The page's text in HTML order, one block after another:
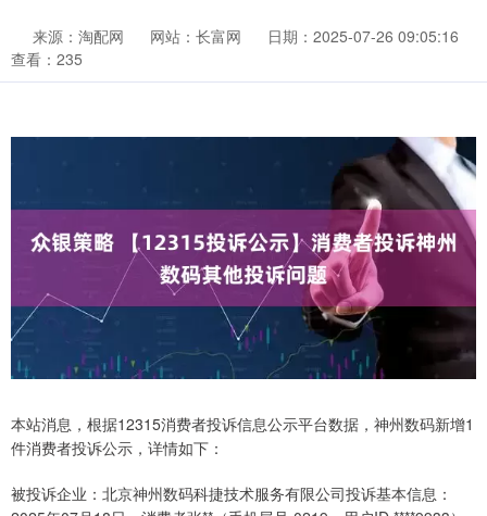
来源：淘配网 网站：长富网
日期：2025-07-26 09:05:16
查看：235
本站消息，根据12315消费者投诉信息公示平台数据，神州数码新增1
件消费者投诉公示，详情如下：
被投诉企业：北京神州数码科捷技术服务有限公司投诉基本信息：